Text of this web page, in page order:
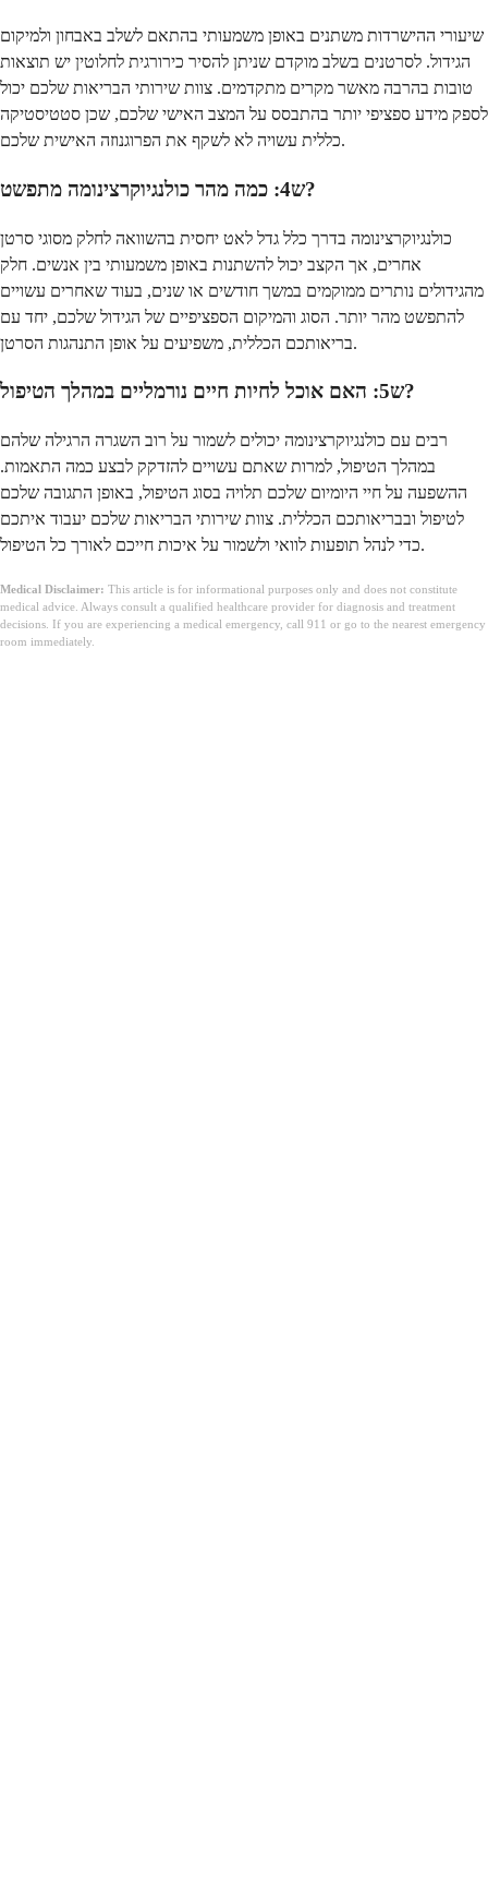
שיעורי ההישרדות משתנים באופן משמעותי בהתאם לשלב באבחון ולמיקום
הגידול. לסרטנים בשלב מוקדם שניתן להסיר כירורגית לחלוטין יש תוצאות
טובות בהרבה מאשר מקרים מתקדמים. צוות שירותי הבריאות שלכם יכול
לספק מידע ספציפי יותר בהתבסס על המצב האישי שלכם, שכן סטטיסטיקה
כללית עשויה לא לשקף את הפרוגנוזה האישית שלכם.
ש4: כמה מהר כולנגיוקרצינומה מתפשט?
כולנגיוקרצינומה בדרך כלל גדל לאט יחסית בהשוואה לחלק מסוגי סרטן
אחרים, אך הקצב יכול להשתנות באופן משמעותי בין אנשים. חלק
מהגידולים נותרים ממוקמים במשך חודשים או שנים, בעוד שאחרים עשויים
להתפשט מהר יותר. הסוג והמיקום הספציפיים של הגידול שלכם, יחד עם
בריאותכם הכללית, משפיעים על אופן התנהגות הסרטן.
ש5: האם אוכל לחיות חיים נורמליים במהלך הטיפול?
רבים עם כולנגיוקרצינומה יכולים לשמור על רוב השגרה הרגילה שלהם
במהלך הטיפול, למרות שאתם עשויים להזדקק לבצע כמה התאמות.
ההשפעה על חיי היומיום שלכם תלויה בסוג הטיפול, באופן התגובה שלכם
לטיפול ובבריאותכם הכללית. צוות שירותי הבריאות שלכם יעבוד איתכם
כדי לנהל תופעות לוואי ולשמור על איכות חייכם לאורך כל הטיפול.
Medical Disclaimer: This article is for informational purposes only and does not constitute
medical advice. Always consult a qualified healthcare provider for diagnosis and treatment
decisions. If you are experiencing a medical emergency, call 911 or go to the nearest emergency
room immediately.